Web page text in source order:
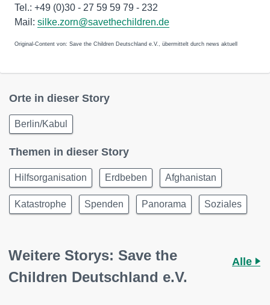
Tel.: +49 (0)30 - 27 59 59 79 - 232
Mail: silke.zorn@savethechildren.de
Original-Content von: Save the Children Deutschland e.V., übermittelt durch news aktuell
Orte in dieser Story
Berlin/Kabul
Themen in dieser Story
Hilfsorganisation Erdbeben Afghanistan
Katastrophe Spenden Panorama Soziales
Weitere Storys: Save the
Children Deutschland e.V.
Alle